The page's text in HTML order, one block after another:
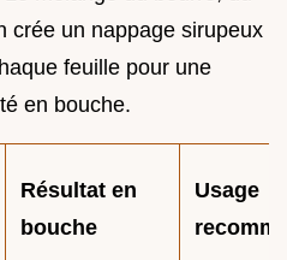
crée un nappage sirupeux
feuille pour une
en bouche.
Résultat en
bouche
Usage